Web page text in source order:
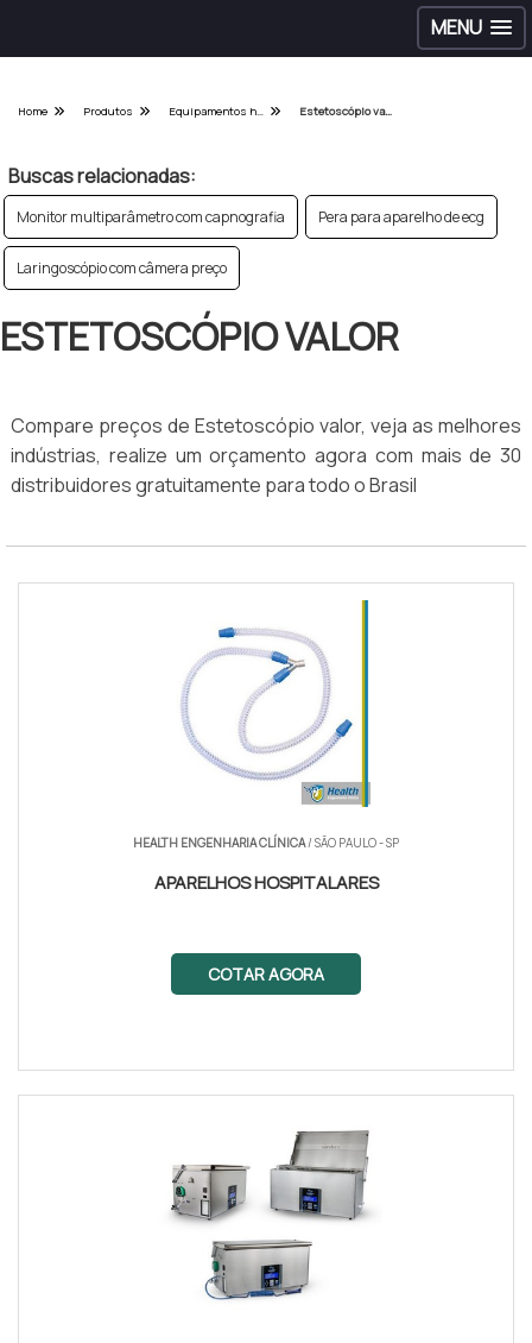
MENU
Home Produtos Equipamentos hospitalares - Categoria Estetoscópio valor
Buscas relacionadas:
Monitor multiparâmetro com capnografia Pera para aparelho de ecg
Laringoscópio com câmera preço
ESTETOSCÓPIO VALOR
Compare preços de Estetoscópio valor, veja as melhores
indústrias, realize um orçamento agora com mais de 30
distribuidores gratuitamente para todo o Brasil
HEALTH ENGENHARIA CLÍNICA/ SÃO PAULO - SP
APARELHOS HOSPITALARES
COTAR AGORA